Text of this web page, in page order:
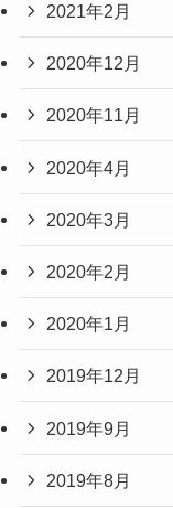
2021年2月
2020年12月
2020年11月
2020年4月
2020年3月
2020年2月
2020年1月
2019年12月
2019年9月
2019年8月